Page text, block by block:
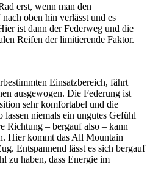
erst, wenn man den
oben hin verlässt und es
ist dann der Federweg und die
Reifen der limitierende Faktor.
Einsatzbereich, fährt
ausgewogen. Die Federung ist
sehr komfortabel und die
lassen niemals ein ungutes Gefühl
Richtung – bergauf also – kann
Hier kommt das All Mountain
Entspannend lässt es sich bergauf
zu haben, dass Energie im